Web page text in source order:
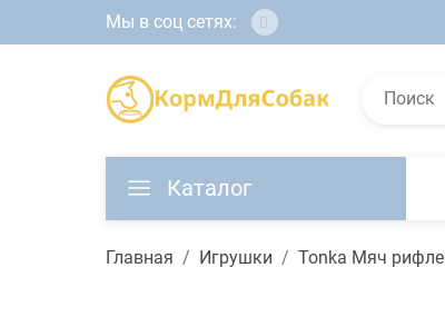
Мы в соц сетях:
Каталог
Главная Игрушки Tonka Мяч